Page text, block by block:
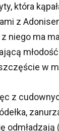
która
z
niego ma
młodość
w
z
odmładzają